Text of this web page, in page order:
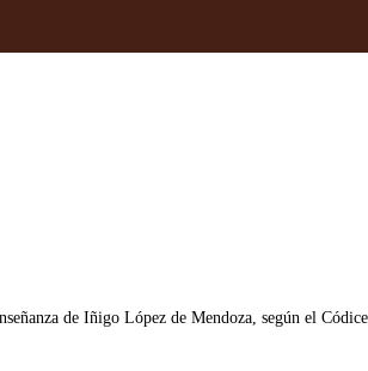
de Iñigo López de Mendoza, según el